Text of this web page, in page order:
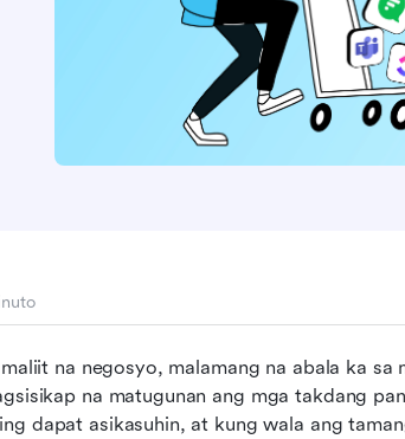
na negosyo, malamang na abala ka sa
na matugunan ang mga takdang
dapat asikasuhin, at kung wala ang